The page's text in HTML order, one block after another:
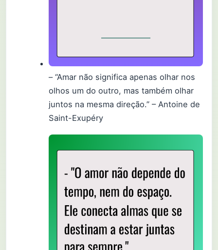
– “Amar não significa apenas olhar nos
olhos um do outro, mas também olhar
juntos na mesma direção.” – Antoine de
Saint-Exupéry